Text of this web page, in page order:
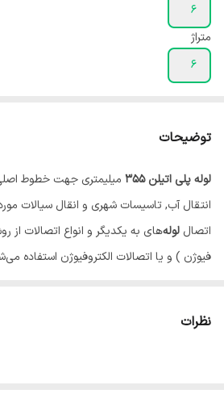
۶
متراژ
۶
توضیحات
لوله‌ پلی اتیلن 355
میلیمتری جهت خطوط
انتقال آب, تاسیسات شهری و انقال سیالات
اتصال لوله‌های به یکدیگر و انواع اتصالات
فیوژن ) و یا اتصالات الکتروفیوژن استفاده
نظرات